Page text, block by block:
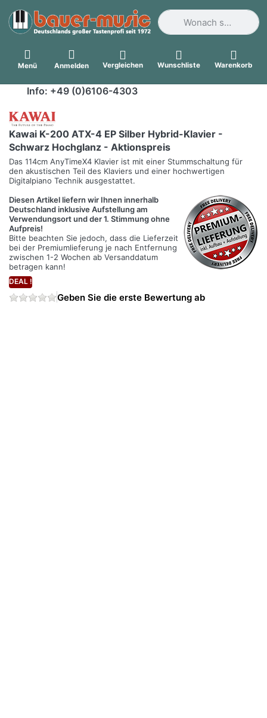
Geben Sie einen
Menü Anmelden Vergleichen Wunschliste Warenkorb
Info: +49 (0)6106-4303
Kawai K-200 ATX-4 EP Silber Hybrid-Klavier -
Schwarz Hochglanz - Aktionspreis
Das 114cm AnyTimeX4 Klavier ist mit einer Stummschaltung für
den akustischen Teil des Klaviers und einer hochwertigen
Digitalpiano Technik ausgestattet.
Diesen Artikel liefern wir Ihnen innerhalb
Deutschland inklusive Aufstellung am
Verwendungsort und der 1. Stimmung ohne
Aufpreis!
Bitte beachten Sie jedoch, dass die Lieferzeit
bei der Premiumlieferung je nach Entfernung
zwischen 1-2 Wochen ab Versanddatum
betragen kann!
DEAL !
Geben Sie die erste Bewertung ab